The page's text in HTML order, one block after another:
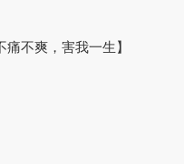
痛不爽，害我一生】